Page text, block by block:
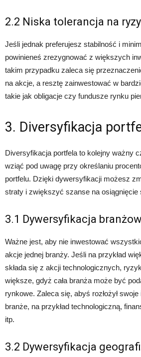
2.2 Niska tolerancja na
Jeśli jednak preferujesz stabilność i
powinieneś zrezygnować z większych
takim przypadku zaleca się
na akcje, a resztę zainwestować w
takie jak obligacje czy fundusze rynku
3. Diversyfikacja
Diversyfikacja portfela to kolejny ważny
wziąć pod uwagę przy określaniu
portfelu. Dzięki dywersyfikacji możesz
straty i zwiększyć szanse na osiągnięcie
3.1 Dywersyfikacja
Ważne jest, aby nie inwestować
akcje jednej branży. Jeśli na przykład
składa się z akcji technologicznych,
większe, gdyż cała branża może być
rynkowe. Zaleca się, abyś rozłożył
branże, na przykład technologiczną,
itp.
3.2 Dywersyfikacja